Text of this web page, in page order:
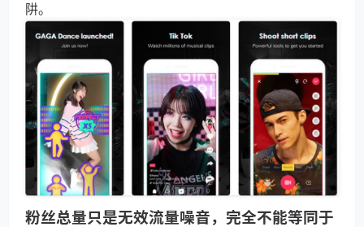
阱。
粉丝总量只是无效流量噪音，完全不能等同于